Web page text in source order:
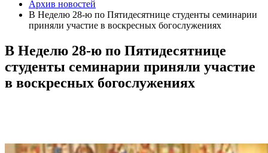
Архив новостей
В Неделю 28-ю по Пятидесятнице студенты семинарии
приняли участие в воскресных богослужениях
В Неделю 28-ю по Пятидесятнице
студенты семинарии приняли участие
в воскресных богослужениях